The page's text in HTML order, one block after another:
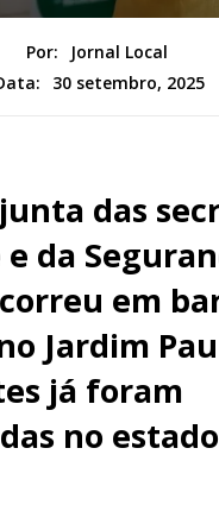
Por:
Jornal Local
30 setembro, 2025
das
e da
em
Jardim
já foram
no